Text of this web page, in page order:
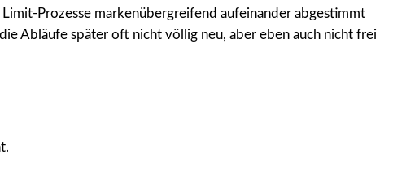
Prozesse markenübergreifend aufeinander abgestimmt
Abläufe später oft nicht völlig neu, aber eben auch nicht frei